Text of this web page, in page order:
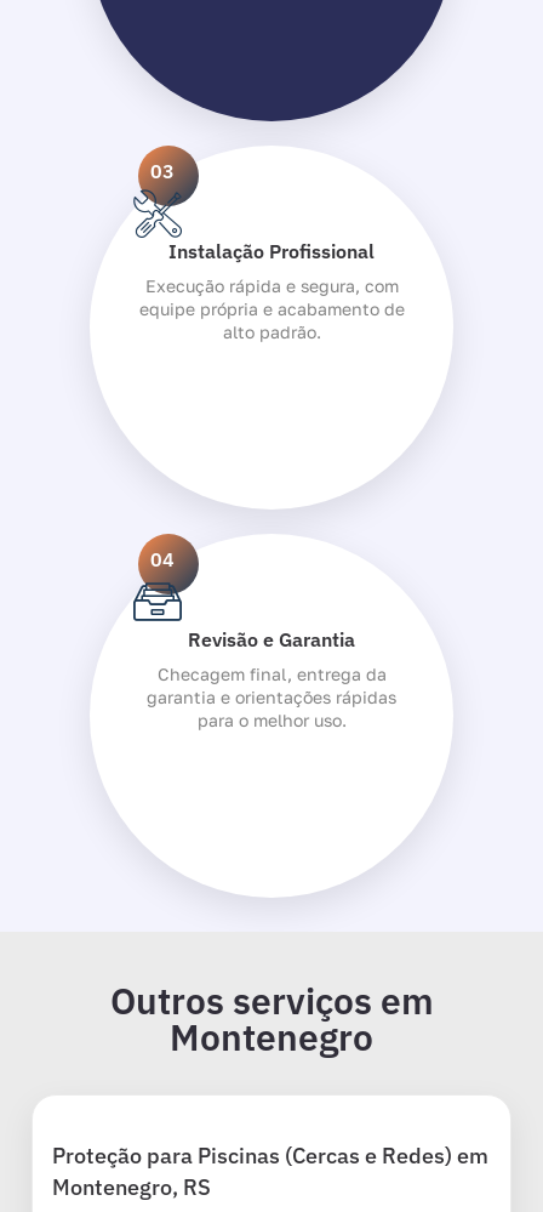
03
Instalação Profissional
Execução rápida e segura, com
equipe própria e acabamento de
alto padrão.
04
Revisão e Garantia
Checagem final, entrega da
garantia e orientações rápidas
para o melhor uso.
Outros serviços em
Montenegro
Proteção para Piscinas (Cercas e Redes) em
Montenegro, RS